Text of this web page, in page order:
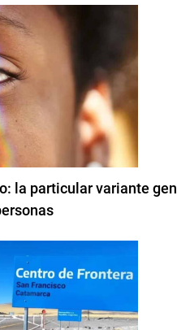
la particular variante